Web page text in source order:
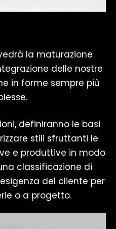
la maturazione
delle nostre
in forme sempre più
definiranno le basi
stili sfruttanti le
e produttive in modo
classificazione di
del cliente per
o a progetto.